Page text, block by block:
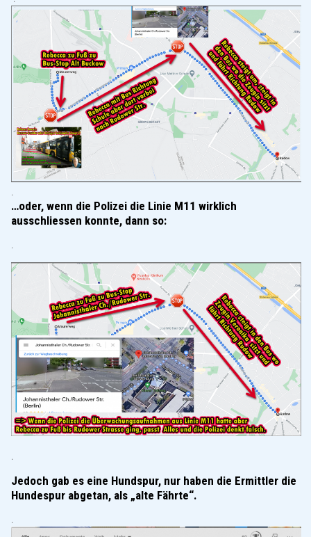
.
…oder, wenn die Polizei die Linie M11 wirklich
ausschliessen konnte, dann so:
.
.
Jedoch gab es eine Hundspur, nur haben die Ermittler die
Hundespur abgetan, als „alte Fährte“.
.